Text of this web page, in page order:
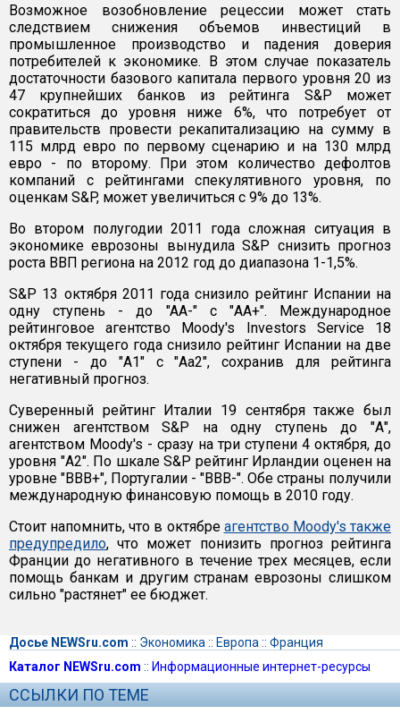
Возможное возобновление рецессии может стать
следствием снижения объемов инвестиций в
промышленное производство и падения доверия
потребителей к экономике. В этом случае показатель
достаточности базового капитала первого уровня 20 из
47 крупнейших банков из рейтинга S&P может
сократиться до уровня ниже 6%, что потребует от
правительств провести рекапитализацию на сумму в
115 млрд евро по первому сценарию и на 130 млрд
евро - по второму. При этом количество дефолтов
компаний с рейтингами спекулятивного уровня, по
оценкам S&P, может увеличиться с 9% до 13%.
Во втором полугодии 2011 года сложная ситуация в
экономике еврозоны вынудила S&P снизить прогноз
роста ВВП региона на 2012 год до диапазона 1-1,5%.
S&P 13 октября 2011 года снизило рейтинг Испании на
одну ступень - дo "AA-" с "AA+". Международное
рейтинговое агентство Moody's Investors Service 18
октября текущего года снизило рейтинг Испании на две
ступени - до "A1" с "Aa2", сохранив для рейтинга
негативный прогноз.
Суверенный рейтинг Италии 19 сентября также был
снижен агентством S&P на одну ступень до "А",
агентством Moody's - сразу на три ступени 4 октября, до
уровня "А2". По шкале S&P рейтинг Ирландии оценен на
уровне "BBB+", Португалии - "BBB-". Обе страны получили
международную финансовую помощь в 2010 году.
Стоит напомнить, что в октябре агентство Moody's также
предупредило, что может понизить прогноз рейтинга
Франции до негативного в течение трех месяцев, если
помощь банкам и другим странам еврозоны слишком
сильно "растянет" ее бюджет.
Досье NEWSru.com :: Экономика :: Европа :: Франция
Каталог NEWSru.com :: Информационные интернет-ресурсы
ССЫЛКИ ПО ТЕМЕ